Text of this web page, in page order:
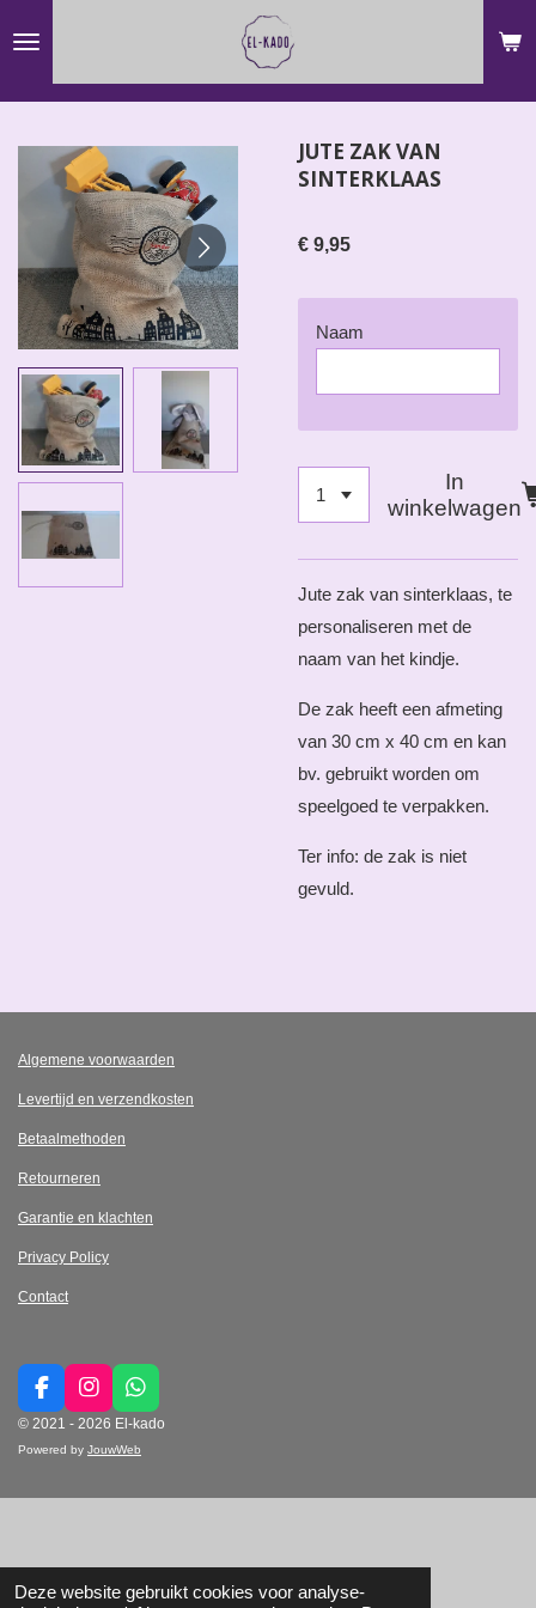
Deze website gebruikt cookies voor analyse-
hoofdinhoud
JUTE ZAK VAN
SINTERKLAAS
€ 9,95
Naam
In
winkelwagen
Jute zak van sinterklaas, te
personaliseren met de
naam van het kindje.
De zak heeft een afmeting
van 30 cm x 40 cm en kan
bv. gebruikt worden om
speelgoed te verpakken.
Ter info: de zak is niet
gevuld.
Algemene voorwaarden
Levertijd en verzendkosten
Betaalmethoden
Retourneren
Garantie en klachten
Privacy Policy
Contact
F
a
e
o
I
n
t
g
m
W
h
t
A
© 2021 - 2026 El-kado
Powered by JouwWeb